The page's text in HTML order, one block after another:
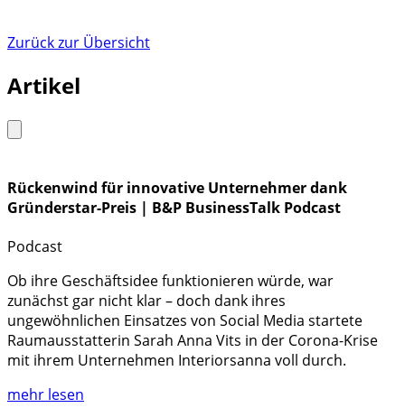
Zurück zur Übersicht
Artikel
Rückenwind für innovative Unternehmer dank
Gründerstar-Preis | B&P BusinessTalk Podcast
Podcast
Ob ihre Geschäftsidee funktionieren würde, war
zunächst gar nicht klar – doch dank ihres
ungewöhnlichen Einsatzes von Social Media startete
Raumausstatterin Sarah Anna Vits in der Corona-Krise
mit ihrem Unternehmen Interiorsanna voll durch.
mehr lesen